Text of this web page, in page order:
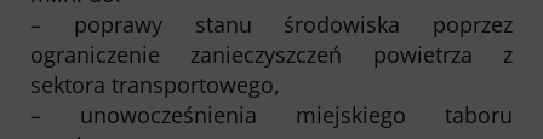
Multimedia
O Spółce
Uwagi i wnioski
Ochrona danych osobowych
– poprawy stanu środowiska poprzez
ograniczenie zanieczyszczeń powietrza z
sektora transportowego,
– unowocześnienia miejskiego taboru